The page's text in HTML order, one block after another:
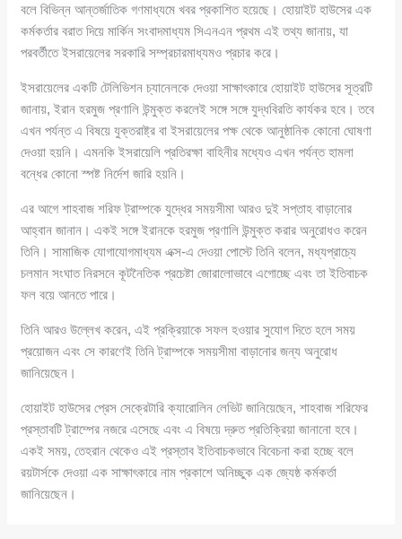
বলে বিভিন্ন আন্তর্জাতিক গণমাধ্যমে খবর প্রকাশিত হয়েছে। হোয়াইট হাউসের এক
কর্মকর্তার বরাত দিয়ে মার্কিন সংবাদমাধ্যম সিএনএন প্রথম এই তথ্য জানায়, যা
পরবর্তীতে ইসরায়েলের সরকারি সম্প্রচারমাধ্যমও প্রচার করে।
ইসরায়েলের একটি টেলিভিশন চ্যানেলকে দেওয়া সাক্ষাৎকারে হোয়াইট হাউসের সূত্রটি
জানায়, ইরান হরমুজ প্রণালি উন্মুক্ত করলেই সঙ্গে সঙ্গে যুদ্ধবিরতি কার্যকর হবে। তবে
এখন পর্যন্ত এ বিষয়ে যুক্তরাষ্ট্র বা ইসরায়েলের পক্ষ থেকে আনুষ্ঠানিক কোনো ঘোষণা
দেওয়া হয়নি। এমনকি ইসরায়েলি প্রতিরক্ষা বাহিনীর মধ্যেও এখন পর্যন্ত হামলা
বন্ধের কোনো স্পষ্ট নির্দেশ জারি হয়নি।
এর আগে শাহবাজ শরিফ ট্রাম্পকে যুদ্ধের সময়সীমা আরও দুই সপ্তাহ বাড়ানোর
আহ্বান জানান। একই সঙ্গে ইরানকে হরমুজ প্রণালি উন্মুক্ত করার অনুরোধও করেন
তিনি। সামাজিক যোগাযোগমাধ্যম এক্স-এ দেওয়া পোস্টে তিনি বলেন, মধ্যপ্রাচ্যে
চলমান সংঘাত নিরসনে কূটনৈতিক প্রচেষ্টা জোরালোভাবে এগোচ্ছে এবং তা ইতিবাচক
ফল বয়ে আনতে পারে।
তিনি আরও উল্লেখ করেন, এই প্রক্রিয়াকে সফল হওয়ার সুযোগ দিতে হলে সময়
প্রয়োজন এবং সে কারণেই তিনি ট্রাম্পকে সময়সীমা বাড়ানোর জন্য অনুরোধ
জানিয়েছেন।
হোয়াইট হাউসের প্রেস সেক্রেটারি ক্যারোলিন লেভিট জানিয়েছেন, শাহবাজ শরিফের
প্রস্তাবটি ট্রাম্পের নজরে এসেছে এবং এ বিষয়ে দ্রুত প্রতিক্রিয়া জানানো হবে।
একই সময়, তেহরান থেকেও এই প্রস্তাব ইতিবাচকভাবে বিবেচনা করা হচ্ছে বলে
রয়টার্সকে দেওয়া এক সাক্ষাৎকারে নাম প্রকাশে অনিচ্ছুক এক জ্যেষ্ঠ কর্মকর্তা
জানিয়েছেন।